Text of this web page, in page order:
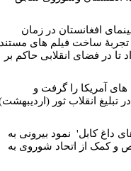
افغانستان در زمان
قطع شد. اما تجربۀ ساخت فيلم های مستند
تا در فضای انقلابی حاکم بر
آمريکا را گرفت و
تبلیغ انقلاب ثور
داغ کابل' نمود بيرونی به
کمک از اتحاد شوروی به